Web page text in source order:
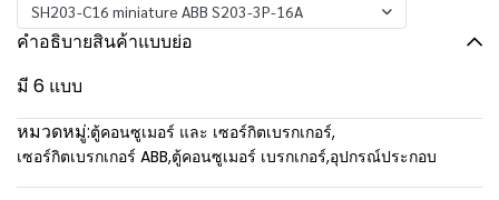
SH203-C16 miniature ABB S203-3P-16A
คำอธิบายสินค้าแบบย่อ
มี 6 แบบ
หมวดหมู่:ตู้คอนซูเมอร์ และ เซอร์กิตเบรกเกอร์,
เซอร์กิตเบรกเกอร์ ABB,ตู้คอนซูเมอร์ เบรกเกอร์,อุปกรณ์ประกอบ